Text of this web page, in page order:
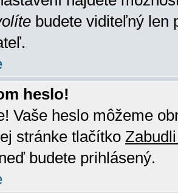
budete viditeľný len
heslo!
Vaše heslo môžeme
stránke tlačítko
budete prihlásený.